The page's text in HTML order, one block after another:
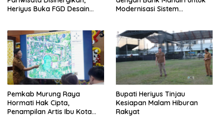
Heriyus Buka FGD Desain
Modernisasi Sistem
Pemkab Murung Raya
Hormati Hak Cipta,
Penampilan Artis Ibu Kota
Bupati Heriyus Tinjau
Kesiapan Malam Hiburan
Rakyat